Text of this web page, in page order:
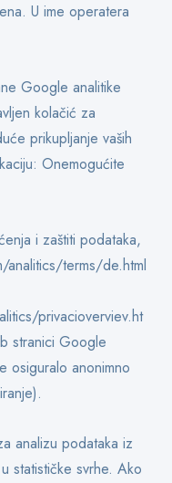
U ime operatera
Google analitike
kolačić za
prikupljanje vaših
Onemogućite
i zaštiti podataka,
terms/de.html
privacioverviev.ht
stranici Google
osiguralo anonimno
analizu podataka iz
statističke svrhe. Ako